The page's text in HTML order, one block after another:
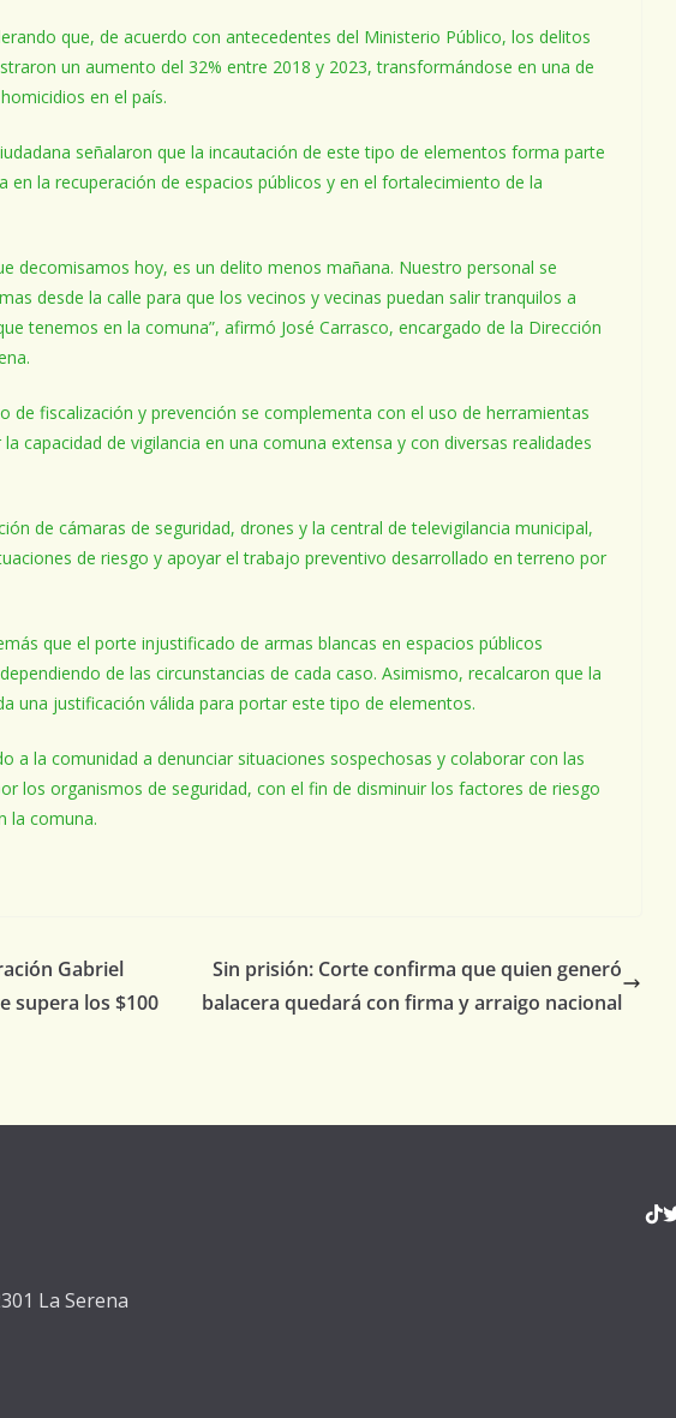
que, de acuerdo con antecedentes del Ministerio Público, los delitos
un aumento del 32% entre 2018 y 2023, transformándose en una de
en el país.
señalaron que la incautación de este tipo de elementos forma parte
en la recuperación de espacios públicos y en el fortalecimiento de la
decomisamos hoy, es un delito menos mañana. Nuestro personal se
desde la calle para que los vecinos y vecinas puedan salir tranquilos a
tenemos en la comuna”, afirmó José Carrasco, encargado de la Dirección
de fiscalización y prevención se complementa con el uso de herramientas
capacidad de vigilancia en una comuna extensa y con diversas realidades
de cámaras de seguridad, drones y la central de televigilancia municipal,
de riesgo y apoyar el trabajo preventivo desarrollado en terreno por
que el porte injustificado de armas blancas en espacios públicos
de las circunstancias de cada caso. Asimismo, recalcaron que la
una justificación válida para portar este tipo de elementos.
a la comunidad a denunciar situaciones sospechosas y colaborar con las
los organismos de seguridad, con el fin de disminuir los factores de riesgo
la comuna.
Gabriel
supera los $100
Sin prisión: Corte confirma que quien generó
balacera quedará con firma y arraigo nacional
La Serena